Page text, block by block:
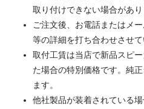
取り付けできない場合があり
ご注文後、お電話またはメ
等の詳細を打ち合わせさせて
取付工賃は当店で新品スピ
た場合の特別価格です。純
ます。
他社製品が装着されている